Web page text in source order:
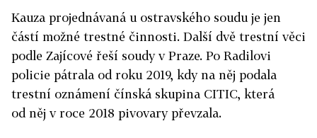
Kauza projednávaná u ostravského soudu je jen
částí možné trestné činnosti. Další dvě trestní věci
podle Zajícové řeší soudy v Praze. Po Radilovi
policie pátrala od roku 2019, kdy na něj podala
trestní oznámení čínská skupina CITIC, která
od něj v roce 2018 pivovary převzala.